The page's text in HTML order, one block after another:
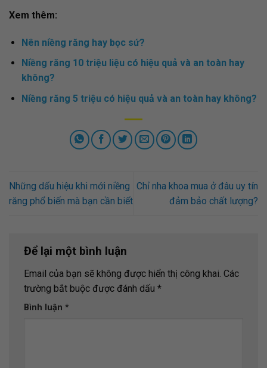
Xem thêm:
Nên niềng răng hay bọc sứ?
Niềng răng 10 triệu liệu có hiệu quả và an toàn hay
không?
Niềng răng 5 triệu có hiệu quả và an toàn hay không?
Những dấu hiệu khi mới niềng
răng phổ biến mà bạn cần biết
Chỉ nha khoa mua ở đâu uy tín
đảm bảo chất lượng?
Để lại một bình luận
Email của bạn sẽ không được hiển thị công khai. Các
trường bắt buộc được đánh dấu *
Bình luận *